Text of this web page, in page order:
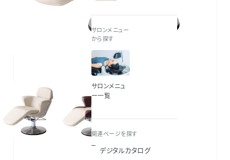
サロンメニュー
から探す
サロンメニュ
ー一覧
関連ページを探す
デジタルカタログ
アイボリー（ES9）